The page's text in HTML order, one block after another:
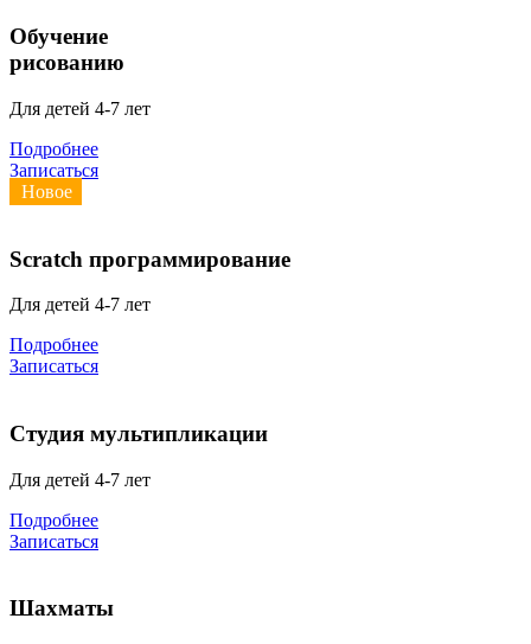
Обучение
рисованию
Для детей 4-7 лет
Подробнее
Записаться
Новое
Scratch программирование
Для детей 4-7 лет
Подробнее
Записаться
Студия мультипликации
Для детей 4-7 лет
Подробнее
Записаться
Шахматы